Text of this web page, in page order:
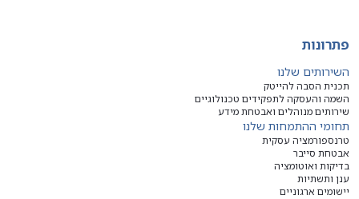
פתרונות
השירותים שלנו
תכנית הסבה להייטק
השמה והעסקה לתפקידים טכנולוגיים
שירותים מנוהלים ואבטחת מידע
תחומי ההתמחות שלנו
טרנספורמציה עסקית
אבטחת סייבר
בדיקות ואוטומציה
ענן ותשתיות
יישומים ארגוניים